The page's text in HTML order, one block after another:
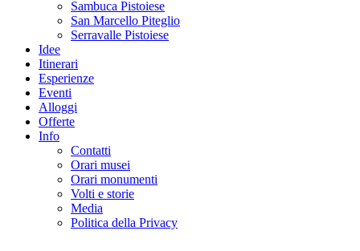
Sambuca Pistoiese
San Marcello Piteglio
Serravalle Pistoiese
Idee
Itinerari
Esperienze
Eventi
Alloggi
Offerte
Info
Contatti
Orari musei
Orari monumenti
Volti e storie
Media
Politica della Privacy